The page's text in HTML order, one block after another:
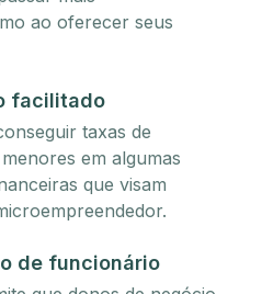
ao oferecer seus
facilitado
taxas de
em algumas
que visam
de funcionário